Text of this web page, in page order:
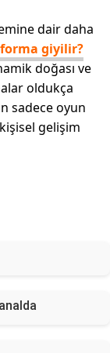
dair daha
giyilir?
doğası ve
oldukça
sadece oyun
gelişim